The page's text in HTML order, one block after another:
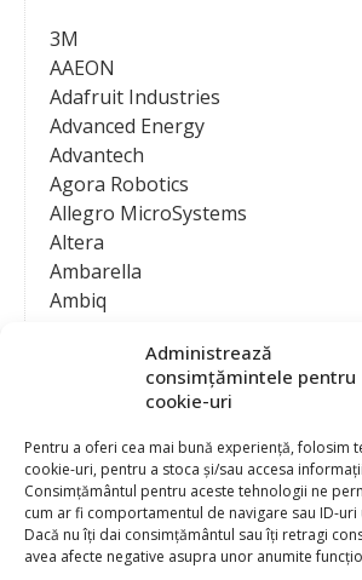
Administrează
consimțămintele pentru
cookie-uri
Pentru a oferi cea mai bună experiență, folosim
cookie-uri, pentru a stoca și/sau accesa
Consimțământul pentru aceste tehnologii ne
cum ar fi comportamentul de navigare sau ID-uri
Dacă nu îți dai consimțământul sau îți retragi
avea afecte negative asupra unor anumite
3M
AAEON
Adafruit Industries
Advanced Energy
Advantech
Agora Robotics
Allegro MicroSystems
Altera
Ambarella
Ambiq
Analog Devices
Anritsu Corporation
Ansys
APS
Arduino
Arm
Asentics